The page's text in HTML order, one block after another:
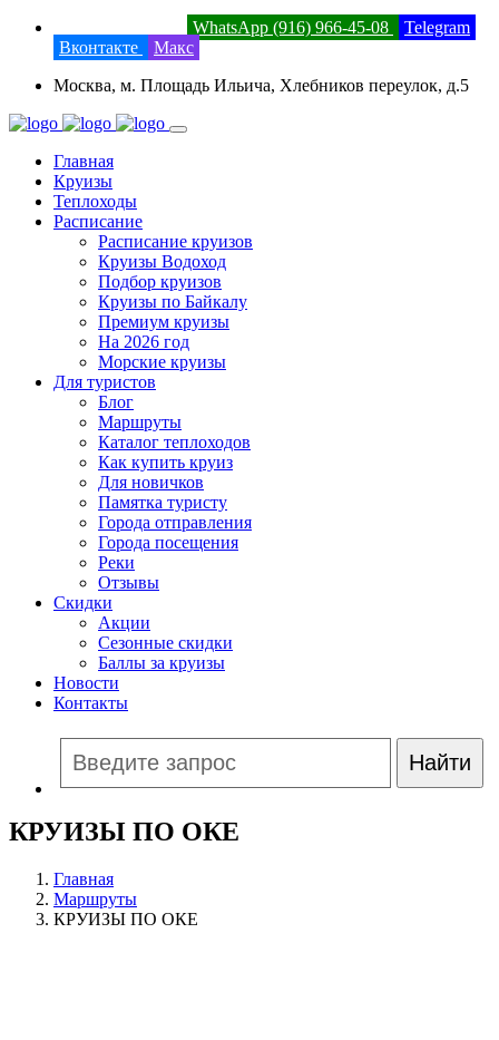
WhatsApp (916) 966-45-08
Telegram
Вконтакте
Макс
Москва, м. Площадь Ильича, Хлебников переулок, д.5
Главная
Круизы
Теплоходы
Расписание
Расписание круизов
Круизы Водоход
Подбор круизов
Круизы по Байкалу
Премиум круизы
На 2026 год
Морские круизы
Для туристов
Блог
Маршруты
Каталог теплоходов
Как купить круиз
Для новичков
Памятка туристу
Города отправления
Города посещения
Реки
Отзывы
Скидки
Акции
Сезонные скидки
Баллы за круизы
Новости
Контакты
КРУИЗЫ ПО ОКЕ
Главная
Маршруты
КРУИЗЫ ПО ОКЕ